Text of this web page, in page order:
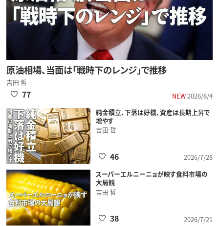
原油相場、当面は「戦時下のレンジ」で推移
吉田 哲
NEW2026/8/4
77
純金積立、下落は好機、資産は長期上昇で
増やす
吉田 哲
2026/7/28
46
スーパーエルニーニョが映す食料市場の
大局観
吉田 哲
2026/7/21
38